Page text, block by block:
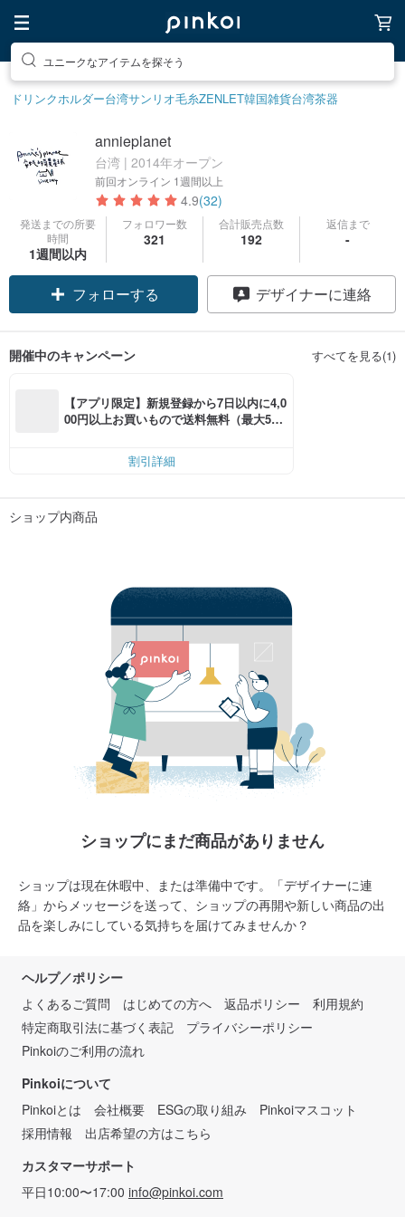
ユニークなアイテムを探そう
ドリンクホルダー台湾サンリオ毛糸ZENLET韓国雑貨台湾茶器
annieplanet
台湾 | 2014年オープン
前回オンライン 1週間以上
4.9(32)
発送までの所要
時間
1週間以内
フォロワー数
321
合計販売点数
192
返信まで
-
フォローする デザイナーに連絡
開催中のキャンペーン すべてを見る(1)
【アプリ限定】新規登録から7日以内に4,0
00円以上お買いもので送料無料（最大500
割引詳細
ショップ内商品
ショップにまだ商品がありません
ショップは現在休暇中、または準備中です。「デザイナーに連
絡」からメッセージを送って、ショップの再開や新しい商品の出
品を楽しみにしている気持ちを届けてみませんか？
ヘルプ／ポリシー
よくあるご質問
はじめての方へ 返品ポリシー
利用規約
特定商取引法に基づく表記
プライバシーポリシー
Pinkoiのご利用の流れ
Pinkoiについて
Pinkoiとは
会社概要 ESGの取り組み
Pinkoiマスコット
採用情報
出店希望の方はこちら
カスタマーサポート
平日10:00〜17:00 info@pinkoi.com